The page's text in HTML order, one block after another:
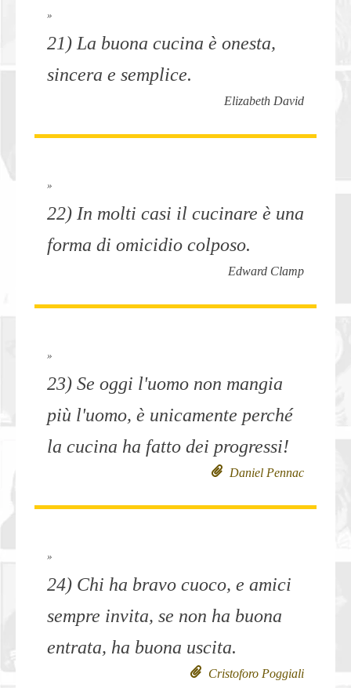
»
21) La buona cucina è onesta,
sincera e semplice.
Elizabeth David
»
22) In molti casi il cucinare è una
forma di omicidio colposo.
Edward Clamp
»
23) Se oggi l'uomo non mangia
più l'uomo, è unicamente perché
la cucina ha fatto dei progressi!
Daniel Pennac
»
24) Chi ha bravo cuoco, e amici
sempre invita, se non ha buona
entrata, ha buona uscita.
Cristoforo Poggiali